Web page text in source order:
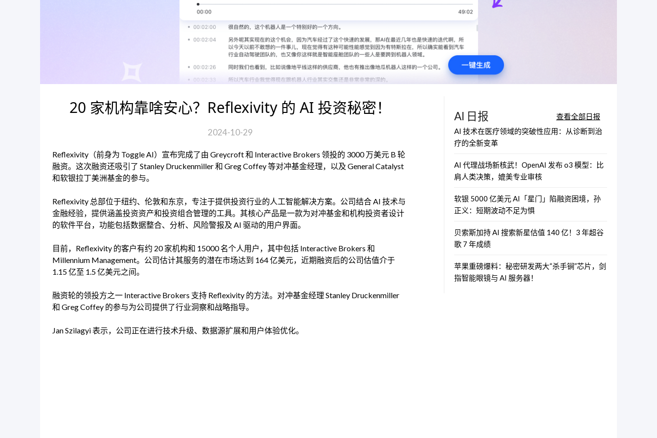
20 家机构靠啥安心？Reflexivity 的 AI 投资秘密！
2024-10-29
Reflexivity（前身为 Toggle AI）宣布完成了由 Greycroft 和 Interactive Brokers 领投的 3000 万美元 B 轮
融资。这次融资还吸引了 Stanley Druckenmiller 和 Greg Coffey 等对冲基金经理，以及 General Catalyst
和软银拉丁美洲基金的参与。
Reflexivity 总部位于纽约、伦敦和东京，专注于提供投资行业的人工智能解决方案。公司结合 AI 技术与
金融经验，提供涵盖投资资产和投资组合管理的工具。其核心产品是一款为对冲基金和机构投资者设计
的软件平台，功能包括数据整合、分析、风险警报及 AI 驱动的用户界面。
目前，Reflexivity 的客户有约 20 家机构和 15000 名个人用户，其中包括 Interactive Brokers 和
Millennium Management。公司估计其服务的潜在市场达到 164 亿美元，近期融资后的公司估值介于
1.15 亿至 1.5 亿美元之间。
融资轮的领投方之一 Interactive Brokers 支持 Reflexivity 的方法。对冲基金经理 Stanley Druckenmiller
和 Greg Coffey 的参与为公司提供了行业洞察和战略指导。
Jan Szilagyi 表示，公司正在进行技术升级、数据源扩展和用户体验优化。
AI 日报
查看全部日报
AI 技术在医疗领域的突破性应用：从诊断到治
疗的全新变革
AI 代理战场新核武！OpenAI 发布 o3 模型：比
肩人类决策，媲美专业审核
软银 5000 亿美元 AI「星门」陷融资困境，孙
正义：短期波动不足为惧
贝索斯加持 AI 搜索新星估值 140 亿！3 年超谷
歌 7 年成绩
苹果重磅爆料：秘密研发两大“杀手锏”芯片，剑
指智能眼镜与 AI 服务器！